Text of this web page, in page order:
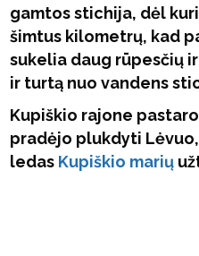
gamtos stichija, dėl
šimtus kilometrų, kad
sukelia daug rūpesčių
ir turtą nuo vandens
Kupiškio rajone
pradėjo plukdyti
ledas Kupiškio marių